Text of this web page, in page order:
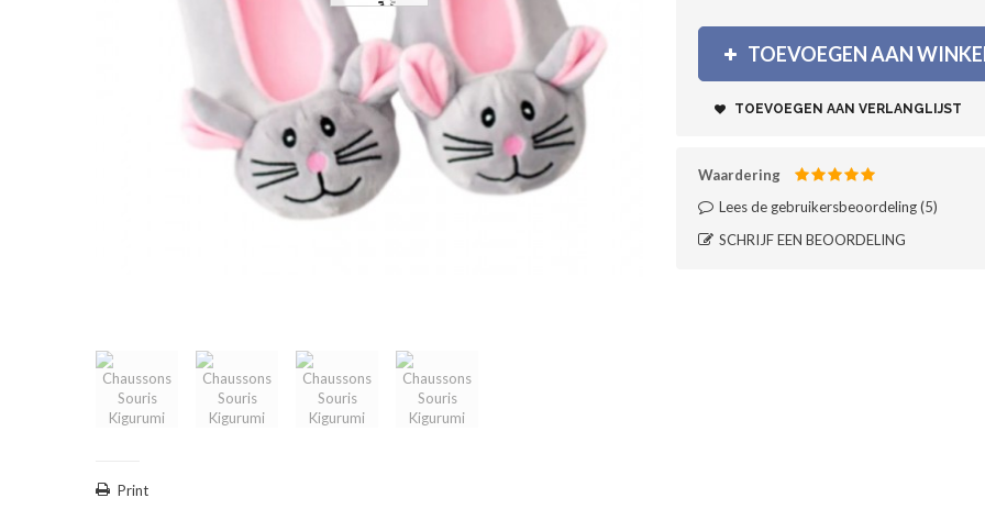
Print
TOEVOEGEN AAN
TOEVOEGEN AAN VERLANGLIJST
Waardering
Lees de gebruikersbeoordeling (5)‎
SCHRIJF EEN BEOORDELING